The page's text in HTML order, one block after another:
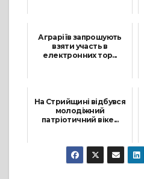
Аграріїв запрошують
взяти участь в
електронних тор...
На Стрийщині відбувся
молодіжний
патріотичний віке...
20 Жовтня, 2021